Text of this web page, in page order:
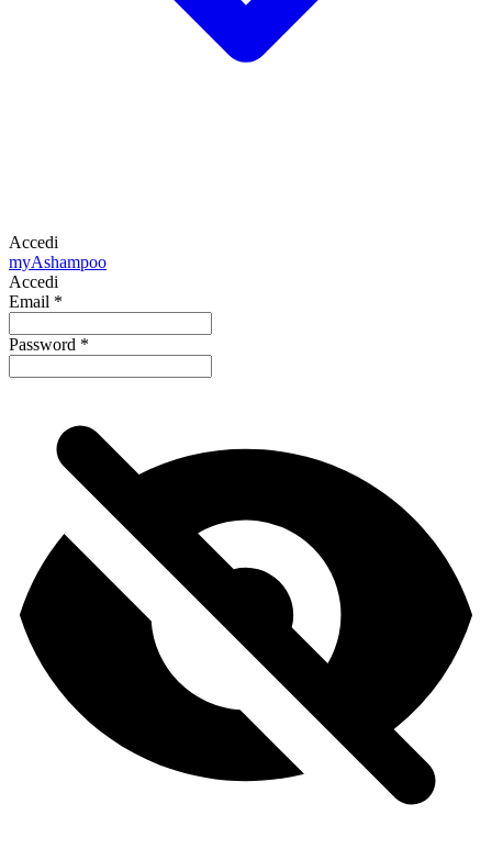
Accedi
myAshampoo
Accedi
Email *
Password *